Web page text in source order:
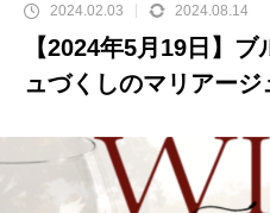
2024.02.03 2024.08.14
【2024年5月19日】
ュづくしのマリアー